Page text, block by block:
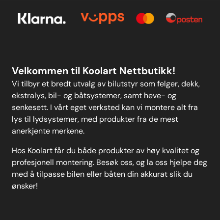
Personvern
Velkommen til Koolart Nettbutikk!
Vi tilbyr et bredt utvalg av bilutstyr som felger, dekk,
ekstralys, bil- og båtsystemer, samt heve- og
senkesett. I vårt eget verksted kan vi montere alt fra
lys til lydsystemer, med produkter fra de mest
anerkjente merkene.
Hos Koolart får du både produkter av høy kvalitet og
profesjonell montering. Besøk oss, og la oss hjelpe deg
med å tilpasse bilen eller båten din akkurat slik du
ønsker!